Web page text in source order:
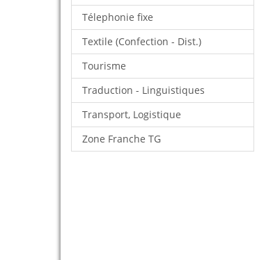
Télephonie fixe
Textile (Confection - Dist.)
Tourisme
Traduction - Linguistiques
Transport, Logistique
Zone Franche TG